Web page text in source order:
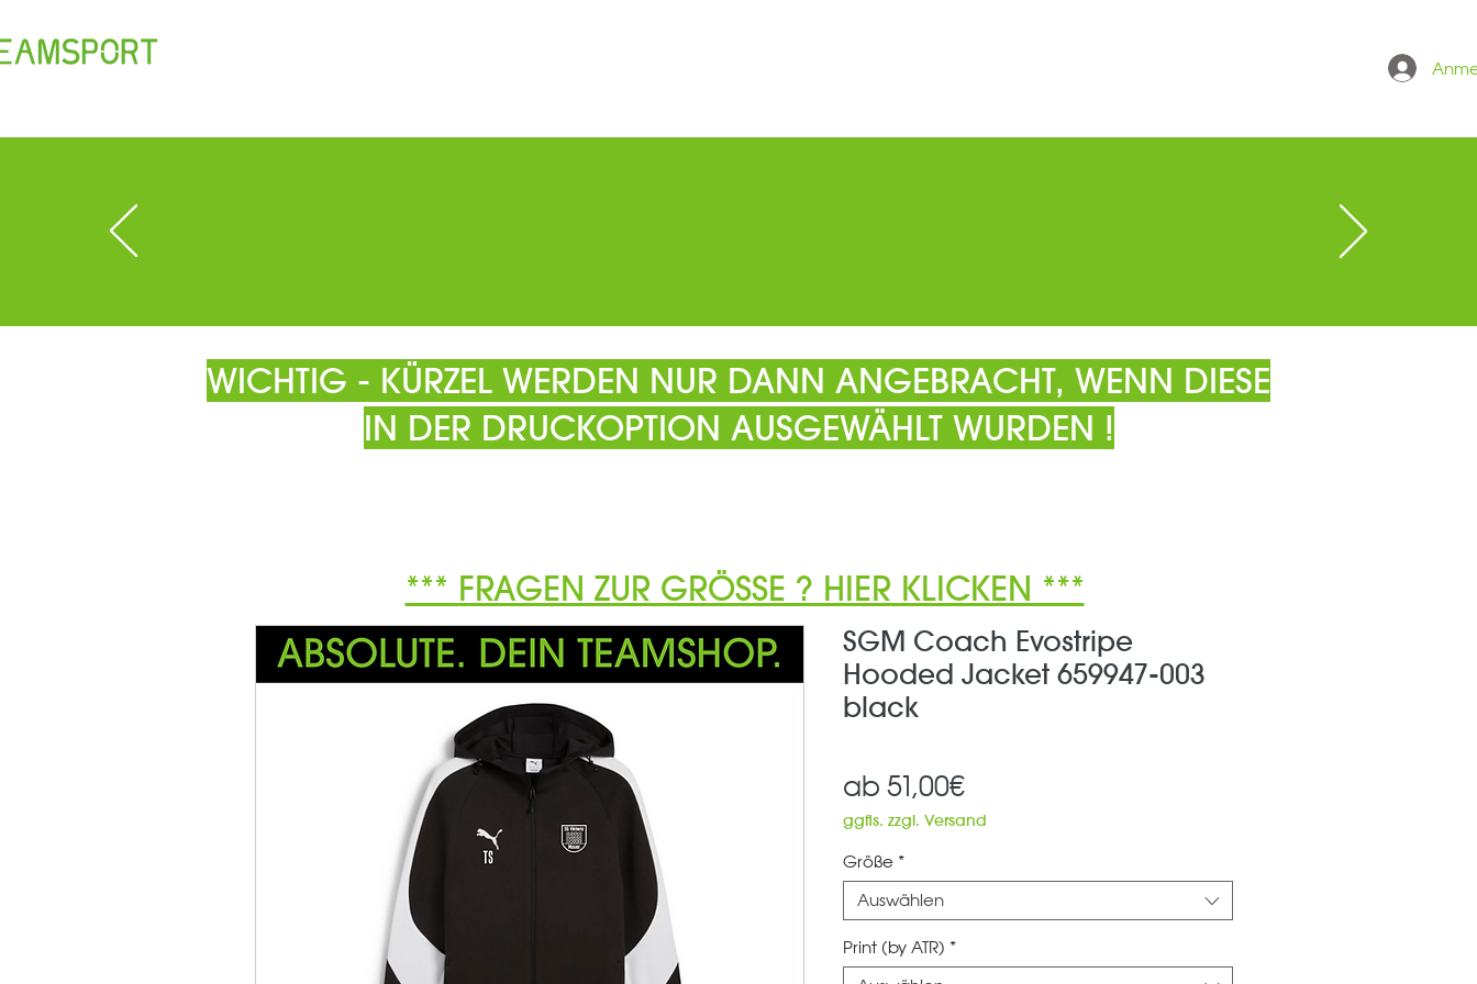
WICHTIG - KÜRZEL WERDEN NUR DANN ANGEBRACHT, WENN DIESE
IN DER DRUCKOPTION AUSGEWÄHLT WURDEN !
SGM Coach Evostripe
Hooded Jacket 659947-003
black
ab 51,00€Sale-
Preis
ggfls. zzgl. Versand
Größe *
Auswählen
Print (by ATR) *
*** FRAGEN ZUR GRÖSSE ? HIER KLICKEN ***